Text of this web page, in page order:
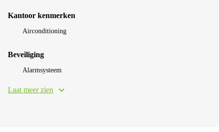
Kantoor kenmerken
Airconditioning
Beveiliging
Alarmsysteem
Laat meer zien